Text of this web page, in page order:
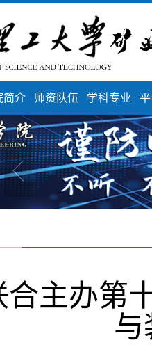
简介 师资队伍 学科专业
合主办第
与